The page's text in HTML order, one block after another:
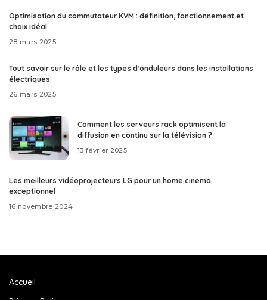
Optimisation du commutateur KVM : définition, fonctionnement et
choix idéal
28 mars 2025
Tout savoir sur le rôle et les types d’onduleurs dans les installations
électriques
26 mars 2025
Comment les serveurs rack optimisent la
diffusion en continu sur la télévision ?
13 février 2025
Les meilleurs vidéoprojecteurs LG pour un home cinema
exceptionnel
16 novembre 2024
Accueil